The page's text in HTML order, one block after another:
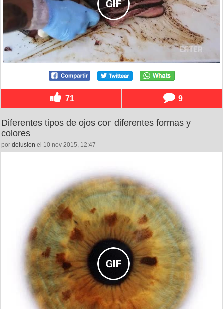
71 9
Diferentes tipos de ojos con diferentes formas y
colores
por delusion el 10 nov 2015, 12:47